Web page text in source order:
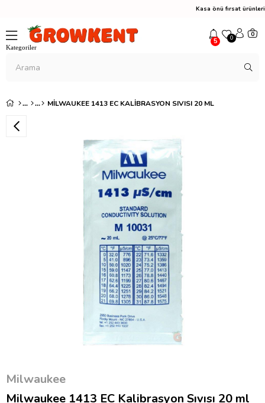
Kasa önü fırsat
5 0 0
MILWAUKEE 1413 EC KALIBRASYON SIVISI 20 ML
Milwaukee
Milwaukee 1413 EC Kalibrasyon Sıvısı 20 ml